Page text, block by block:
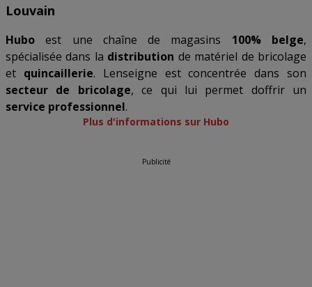
Louvain
Huboest une chaîne de magasins 100% belge,
spécialisée dans la distribution de matériel de bricolage
et quincaillerie. Lenseigne est concentrée dans son
secteur de bricolage, ce qui lui permet doffrir un
service professionnel.
Plus d'informations sur Hubo
Publicité